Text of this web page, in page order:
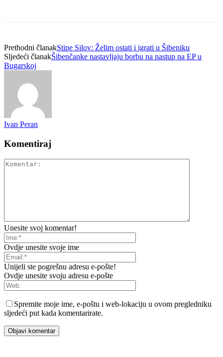
Prethodni članakStipe Silov: Želim ostati i igrati u Šibeniku
Sljedeći članakŠibenčanke nastavljaju borbu na nastup na EP u
Bugarskoj
Ivan Peran
Komentiraj
Unesite svoj komentar!
Ovdje unesite svoje ime
Unijeli ste pogrešnu adresu e-pošte!
Ovdje unesite svoju adresu e-pošte
Spremite moje ime, e-poštu i web-lokaciju u ovom pregledniku
sljedeći put kada komentarirate.